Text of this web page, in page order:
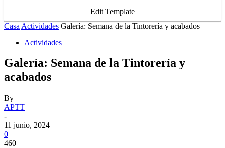
Edit Template
Casa Actividades Galería: Semana de la Tintorería y acabados
Actividades
Galería: Semana de la Tintorería y
acabados
By
APTT
-
11 junio, 2024
0
460